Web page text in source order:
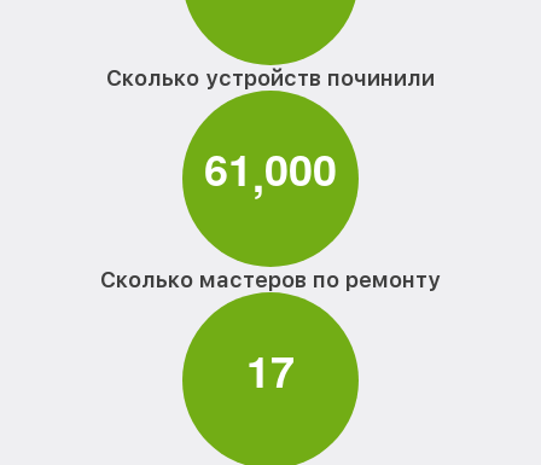
Сколько устройств починили
61,000
Сколько мастеров по ремонту
17